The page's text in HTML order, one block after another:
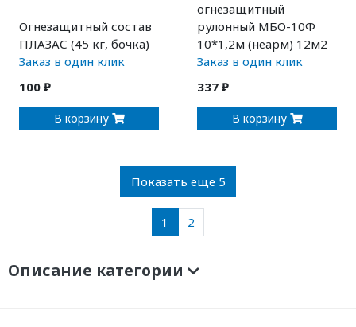
Огнезащитный состав
ПЛАЗАС (45 кг, бочка)
Заказ в один клик
100 ₽
В корзину
огнезащитный
рулонный МБО-10Ф
10*1,2м (неарм) 12м2
Заказ в один клик
337 ₽
В корзину
Показать еще 5
1 2
Описание категории